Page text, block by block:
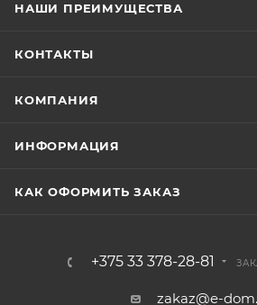
НАШИ ПРЕИМУЩЕСТВА
КОНТАКТЫ
КОМПАНИЯ
ИНФОРМАЦИЯ
КАК ОФОРМИТЬ ЗАКАЗ
+375 33 378-28-81
zakaz@e-